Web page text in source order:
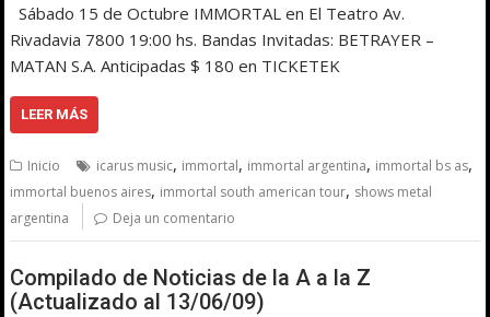
Sábado 15 de Octubre IMMORTAL en El Teatro Av.
Rivadavia 7800 19:00 hs. Bandas Invitadas: BETRAYER –
MATAN S.A. Anticipadas $ 180 en TICKETEK
LEER MÁS
Inicio icarus music, immortal, immortal argentina, immortal bs as,
immortal buenos aires, immortal south american tour, shows metal
argentina
Deja un comentario
Compilado de Noticias de la A a la Z
(Actualizado al 13/06/09)